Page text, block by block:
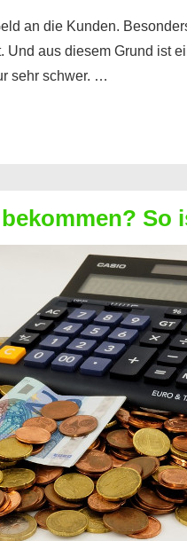
an die Kunden.
aus diesem Grund ist
sehr schwer. …
So